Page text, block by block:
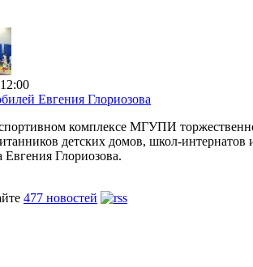
Евгения Глориозова
комплексе МГУПИ
детских домов, школ-интернатов
Евгения Глориозова.
477 новостей